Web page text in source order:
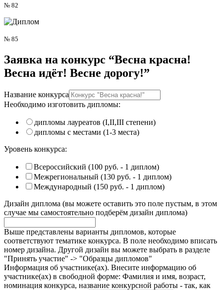
№ 82
№ 85
Заявка на конкурс “Весна красна!
Весна идёт! Весне дорогу!”
Название конкурса
Необходимо изготовить дипломы:
дипломы лауреатов (I,II,III степени)
дипломы с местами (1-3 места)
Уровень конкурса:
Всероссийский (100 руб. - 1 диплом)
Межрегиональный (130 руб. - 1 диплом)
Международный (150 руб. - 1 диплом)
Дизайн диплома (вы можете оставить это поле пустым, в этом
случае мы самостоятельно подберём дизайн диплома)
Выше представлены варианты дипломов, которые
соответствуют тематике конкурса. В поле необходимо вписать
номер дизайна. Другой дизайн вы можете выбрать в разделе
"Принять участие" -> "Образцы дипломов"
Информация об участнике(ах). Внесите информацию об
участнике(ах) в свободной форме: Фамилия и имя, возраст,
номинация конкурса, название конкурсной работы - так, как